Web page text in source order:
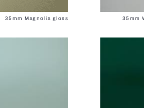
35mm Magnolia gloss 35mm